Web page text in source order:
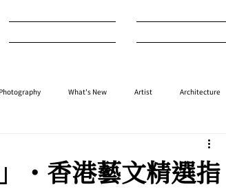
Photography What's New Artist Architecture
Auction
・香港藝文精選指